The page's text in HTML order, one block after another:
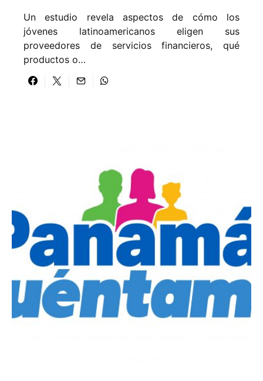
Un estudio revela aspectos de cómo los
jóvenes latinoamericanos eligen sus
proveedores de servicios financieros, qué
productos o…